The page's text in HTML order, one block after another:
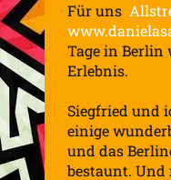
Für uns
Tage in Berlin
Erlebnis.
Siegfried und
einige
und das
bestaunt.